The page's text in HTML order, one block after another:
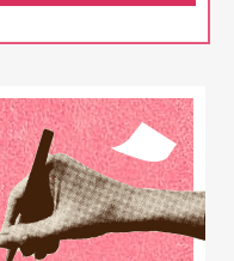
到挫折嗎？
較正確的，一直覺得
碰不到的機會，我